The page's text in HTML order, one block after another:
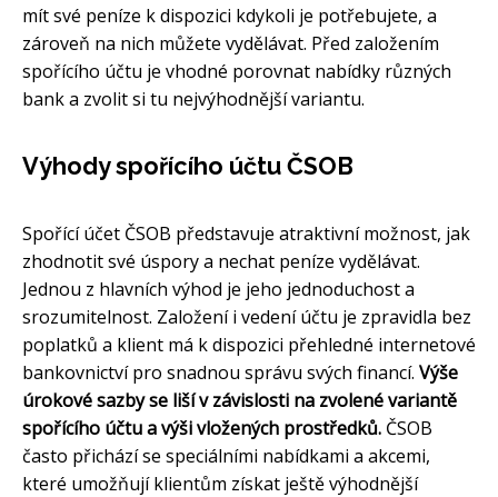
mít své peníze k dispozici kdykoli je potřebujete, a
zároveň na nich můžete vydělávat. Před založením
spořícího účtu je vhodné porovnat nabídky různých
bank a zvolit si tu nejvýhodnější variantu.
Výhody spořícího účtu ČSOB
Spořící účet ČSOB představuje atraktivní možnost, jak
zhodnotit své úspory a nechat peníze vydělávat.
Jednou z hlavních výhod je jeho jednoduchost a
srozumitelnost. Založení i vedení účtu je zpravidla bez
poplatků a klient má k dispozici přehledné internetové
bankovnictví pro snadnou správu svých financí. Výše
úrokové sazby se liší v závislosti na zvolené variantě
spořícího účtu a výši vložených prostředků. ČSOB
často přichází se speciálními nabídkami a akcemi,
které umožňují klientům získat ještě výhodnější